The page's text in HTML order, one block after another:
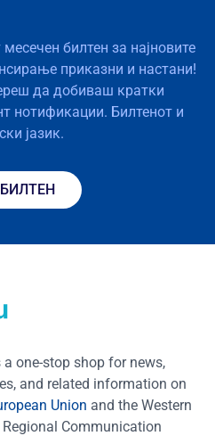
билтен за најновите
приказни и настани!
да добиваш кратки
нотификации. Билтенот и
јазик.
one-stop shop for news,
and related information on
Union and the Western
Communication